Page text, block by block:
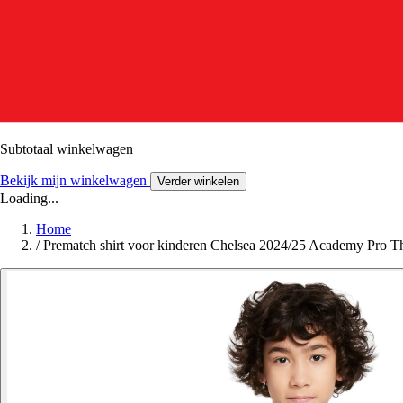
Subtotaal winkelwagen
Bekijk mijn winkelwagen Verder winkelen
Loading...
Home
/ Prematch shirt voor kinderen Chelsea 2024/25 Academy Pro